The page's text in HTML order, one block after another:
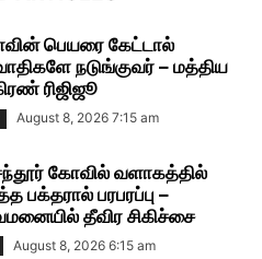
பெயரை கேட்டால்
நடுங்குவர் – மத்திய
ரிஜிஜூ
August 8, 2026 7:15 am
கோவில் வளாகத்தில்
பக்தரால் பரபரப்பு –
தீவிர சிகிச்சை
August 8, 2026 6:15 am